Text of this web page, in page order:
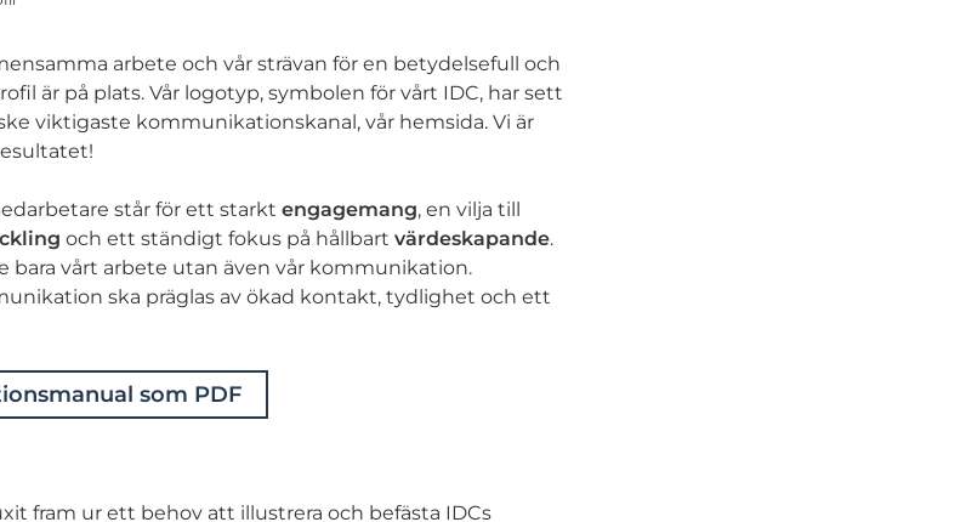
arbete och vår strävan för en betydelsefull och
är på plats. Vår logotyp, symbolen för vårt IDC, har sett
viktigaste kommunikationskanal, vår hemsida. Vi är
står för ett starkt engagemang, en vilja till
och ett ständigt fokus på hållbart värdeskapande.
bara vårt arbete utan även vår kommunikation.
ska präglas av ökad kontakt, tydlighet och ett
som PDF
fram ur ett behov att illustrera och befästa IDCs